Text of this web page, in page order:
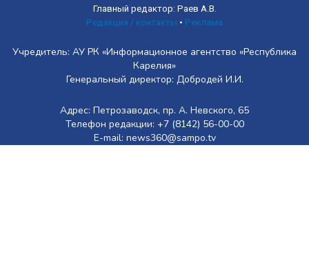
Главный редактор: Раев А.В.
Редакция / контакты • Реклама
Учредитель: АУ РК «Информационное агентство «Республика
Карелия»
Генеральный директор: Добродей И.И.
Адрес: Петрозаводск, пр. А. Невского, 65
Телефон редакции: +7 (8142) 56-00-00
E-mail: news360@sampo.tv